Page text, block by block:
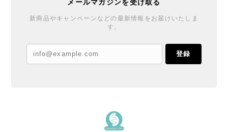
メールマガジンを受け取る
新商品やキャンペーンなどの最新情報をお届けいたしま
す。
登録